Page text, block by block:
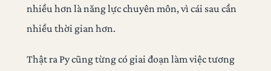
nhiều hơn là năng lực chuyên môn, vì cái sau cần
nhiều thời gian hơn.
Thật ra Py cũng từng có giai đoạn làm việc tương